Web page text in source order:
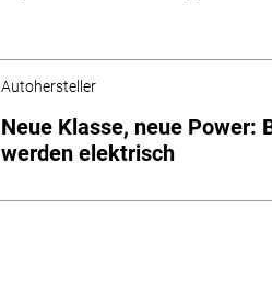
Autohersteller
Neue Klasse, neue Power:
werden elektrisch